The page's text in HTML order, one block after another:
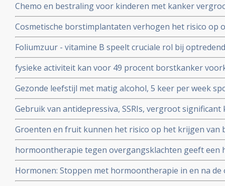
Chemo en bestraling voor kinderen met kanker
krijgen van borstkanker voor hun 40e jaar in
Cosmetische borstimplantaten verhogen het risico op
28 tot 38 procent
Foliumzuur - vitamine B speelt cruciale rol bij
gerelateerd zijn aan risico op kanker en specifiek bij
fysieke activiteit kan voor 49 procent borstkanker
veroorzaakt overgewicht en weinig bewegen en
Gezonde leefstijl met matig alcohol, 5 keer per week
worden heeft positief effect op het risico borstkanker
overgang
Gebruik van antidepressiva, SSRIs, vergroot
eierstokkanker blijkt uit grote meta analyse.
Groenten en fruit kunnen het risico op het krijgen van
verminderen. Vooral de vormen van borstkanker met
markers die negatief zijn is te voorkomen met een
hormoontherapie tegen overgangsklachten geeft een
werd gedacht. Blijkt uit grote meta-analyse van 58
Hormonen: Stoppen met hormoontherapie in en na
vooral borstkanker (11%) en eierstokkanker (20%) .